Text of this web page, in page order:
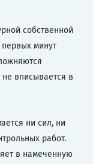
собственной
минут
вписывается в
ни сил, ни
работ.
в намеченную